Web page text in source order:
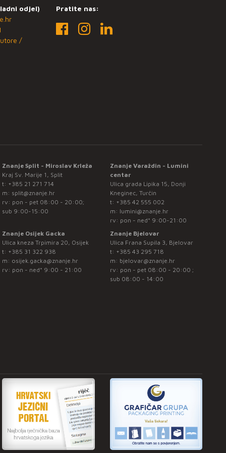
odjel)
/
Pratite nas:
Znanje Split - Miroslav Krleža
Kraj Sv. Marije 1, Split
t: +385 21 271 714
m: split@znanje.hr
rv: pon - pet 08:00 - 20:00;
sub 9:00-15:00
Znanje Varaždin - Lumini
centar
Ulica grada Lipika 15, Donji
Kneginec, Turčin
t: +385 42 555 002
m: lumini@znanje.hr
rv: pon - ned* 9:00-21:00
Znanje Osijek Gacka
Ulica kneza Trpimira 20, Osijek
t: +385 31 322 938
m: osijek.gacka@znanje.hr
rv: pon - ned* 9:00 - 21:00
Znanje Bjelovar
Ulica Frana Supila 3, Bjelovar
t: +385 43 295 718
m: bjelovar@znanje.hr
rv: pon - pet 08:00 - 20:00 ;
sub 08:00 - 14:00